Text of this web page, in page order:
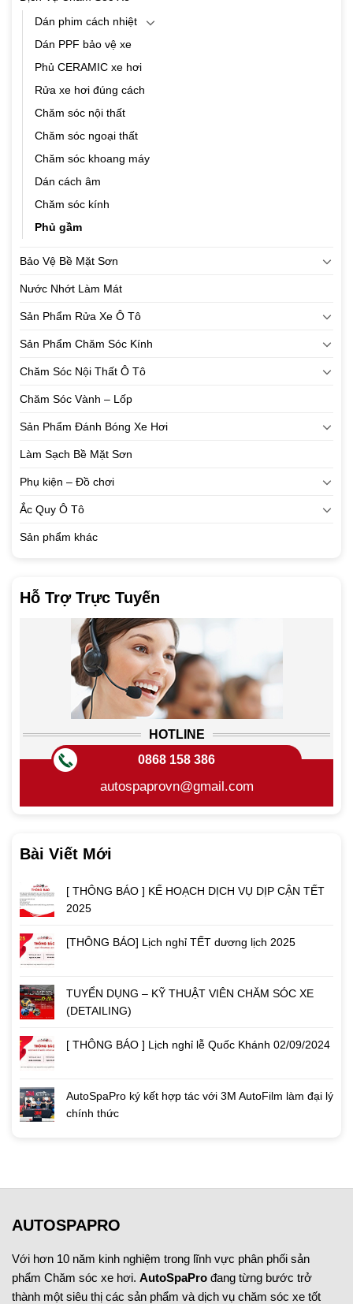
Dán phim cách nhiệt
Dán PPF bảo vệ xe
Phủ CERAMIC xe hơi
Rửa xe hơi đúng cách
Chăm sóc nội thất
Chăm sóc ngoại thất
Chăm sóc khoang máy
Dán cách âm
Chăm sóc kính
Phủ gầm
Bảo Vệ Bề Mặt Sơn
Nước Nhớt Làm Mát
Sản Phẩm Rửa Xe Ô Tô
Sản Phẩm Chăm Sóc Kính
Chăm Sóc Nội Thất Ô Tô
Chăm Sóc Vành – Lốp
Sản Phẩm Đánh Bóng Xe Hơi
Làm Sạch Bề Mặt Sơn
Phụ kiện – Đồ chơi
Ắc Quy Ô Tô
Sản phẩm khác
Hỗ Trợ Trực Tuyến
HOTLINE
0868 158 386
autospaprovn@gmail.com
Bài Viết Mới
[ THÔNG BÁO ] KẾ HOẠCH DỊCH VỤ DỊP CẬN TẾT
2025
[THÔNG BÁO] Lịch nghỉ TẾT dương lịch 2025
TUYỂN DỤNG – KỸ THUẬT VIÊN CHĂM SÓC XE
(DETAILING)
[ THÔNG BÁO ] Lịch nghỉ lễ Quốc Khánh 02/09/2024
AutoSpaPro ký kết hợp tác với 3M AutoFilm làm đại lý
chính thức
AUTOSPAPRO
Với hơn 10 năm kinh nghiệm trong lĩnh vực phân phối sản
phẩm Chăm sóc xe hơi. AutoSpaPro đang từng bước trở
thành một siêu thị các sản phẩm và dịch vụ chăm sóc xe tốt